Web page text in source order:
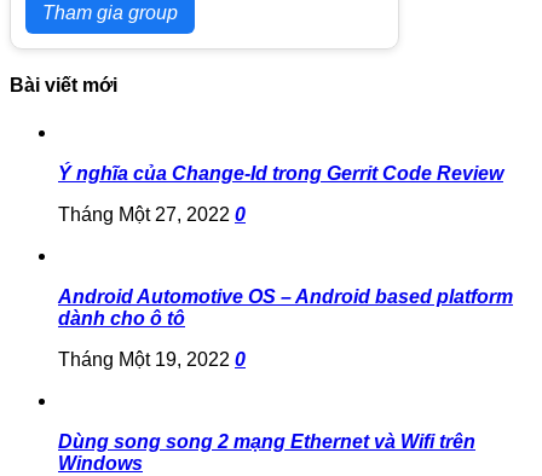
Tham gia group
Bài viết mới
Ý nghĩa của Change-Id trong Gerrit Code Review
Tháng Một 27, 2022 0
Android Automotive OS – Android based platform
dành cho ô tô
Tháng Một 19, 2022 0
Dùng song song 2 mạng Ethernet và Wifi trên
Windows